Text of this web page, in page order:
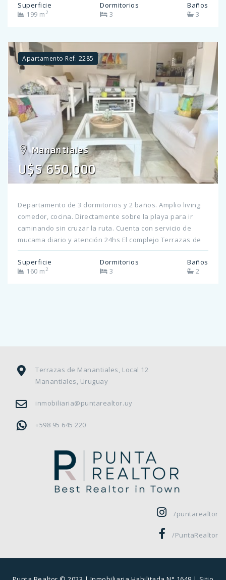
Superficie
199 m2
Dormitorios
3
Baños
3
Apartamento Ref. 2285
Manantiales
U$S 650,000
Departamento de 3 dormitorios y 2 baños. Amplio living
comedor, cocina. Directamente sobre la playa para ir
caminando sin cruzar la ruta. Cuenta con servicio de
mucama diario y atención 24hs El complejo Terrazas de
Manantiales ofrece: Servicio de playa Pileta exterior
climatizada Cafetería Servicio de mantenimiento
Playroom para chicos Vigilancia 24hs Precios de Alquiler:
Superficie
160 m2
Dormitorios
3
Baños
2
Terrazas de Manantiales, Local 12
Manantiales, Uruguay
inmobiliaria@puntarealtor.uy
+598 95 645 220
/puntarealtor
/PuntaRealtor